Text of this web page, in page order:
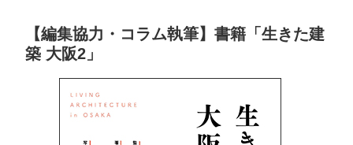
【編集協力・コラム執筆】書籍「生きた建
築 大阪2」